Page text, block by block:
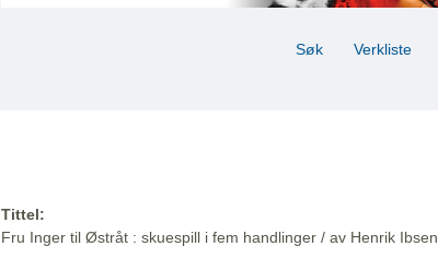
Søk Verkliste
Tittel:
Fru Inger til Østråt : skuespill i fem handlinger / av Henrik Ibsen